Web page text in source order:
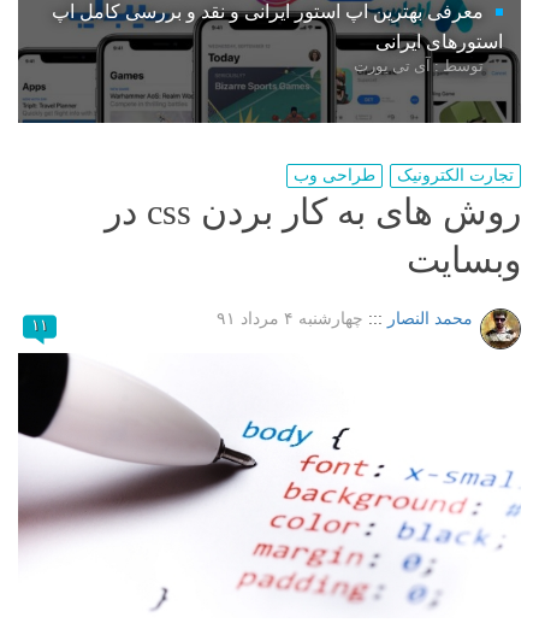
معرفی بهترین اپ استور ایرانی و نقد و بررسی کامل اپ
استورهای ایرانی
توسط : آی تی پورت
تجارت الکترونیک طراحی وب
روش های به کار بردن css در
وبسایت
محمد النصار ::: چهارشنبه ۴ مرداد ۹۱ ۱۱